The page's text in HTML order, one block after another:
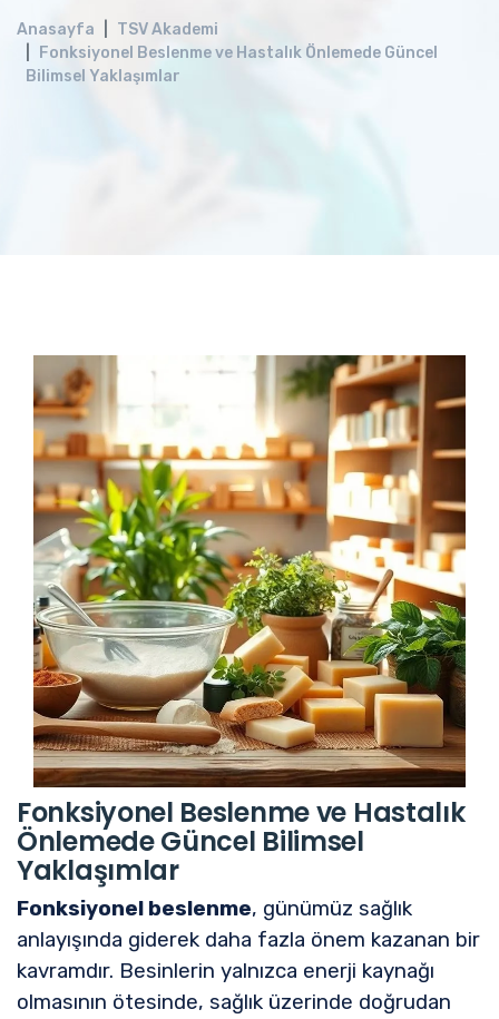
Anasayfa
TSV Akademi
Fonksiyonel Beslenme ve Hastalık Önlemede Güncel
Bilimsel Yaklaşımlar
Fonksiyonel Beslenme ve Hastalık
Önlemede Güncel Bilimsel
Yaklaşımlar
Fonksiyonel beslenme, günümüz sağlık
anlayışında giderek daha fazla önem kazanan bir
kavramdır. Besinlerin yalnızca enerji kaynağı
olmasının ötesinde, sağlık üzerinde doğrudan